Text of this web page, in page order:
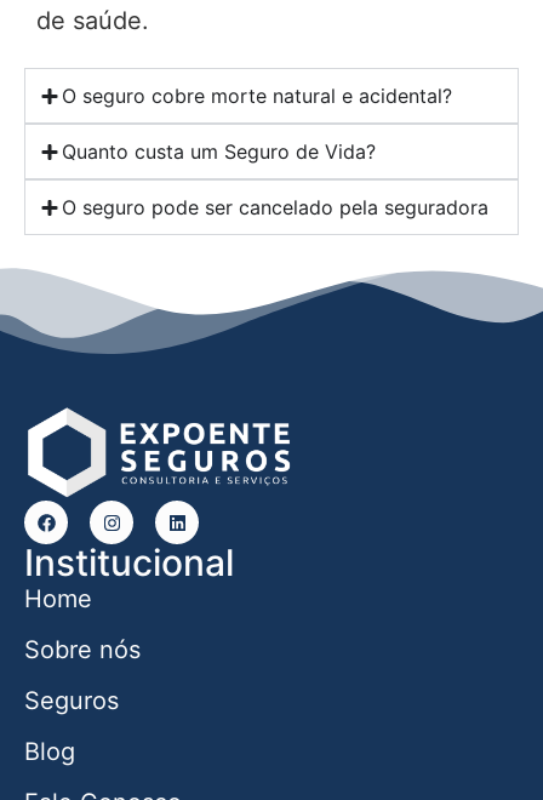
de saúde.
O seguro cobre morte natural e acidental?
Quanto custa um Seguro de Vida?
O seguro pode ser cancelado pela seguradora
Institucional
Home
Sobre nós
Seguros
Blog